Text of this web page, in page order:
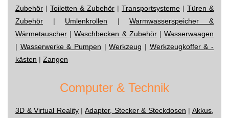
Zubehör | Toiletten & Zubehör | Transportsysteme | Türen &
Zubehör | Umlenkrollen |Warmwasserspeicher &
Wärmetauscher |Waschbecken & Zubehör|Wasserwaagen
| Wasserwerke & Pumpen |Werkzeug | Werkzeugkoffer & -
kästen | Zangen
Computer & Technik
3D & Virtual Reality|Adapter, Stecker & Steckdosen |Akkus,